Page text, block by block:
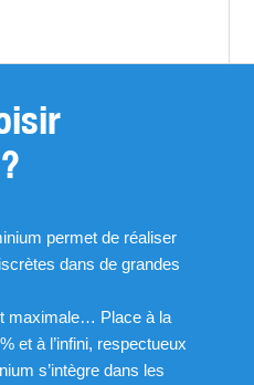
permet de réaliser
dans de grandes
maximale… Place à la
et à l’infini, respectueux
s’intègre dans les